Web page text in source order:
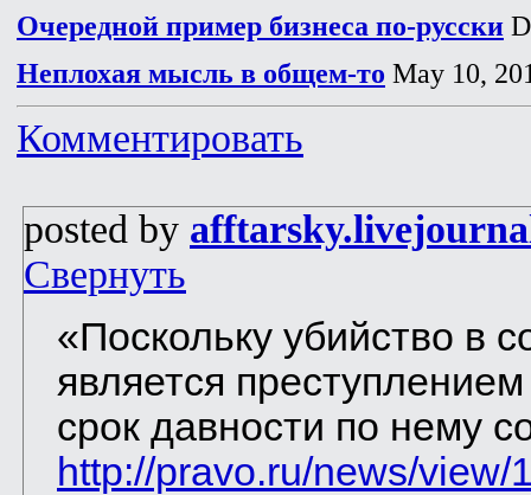
Очередной пример бизнеса по-русски
Неплохая мысль в общем-то May 10,
Комментировать
posted by
Свернуть
«Поскольку убийство в
является
срок давности по нему
http://pravo.ru/news/view/